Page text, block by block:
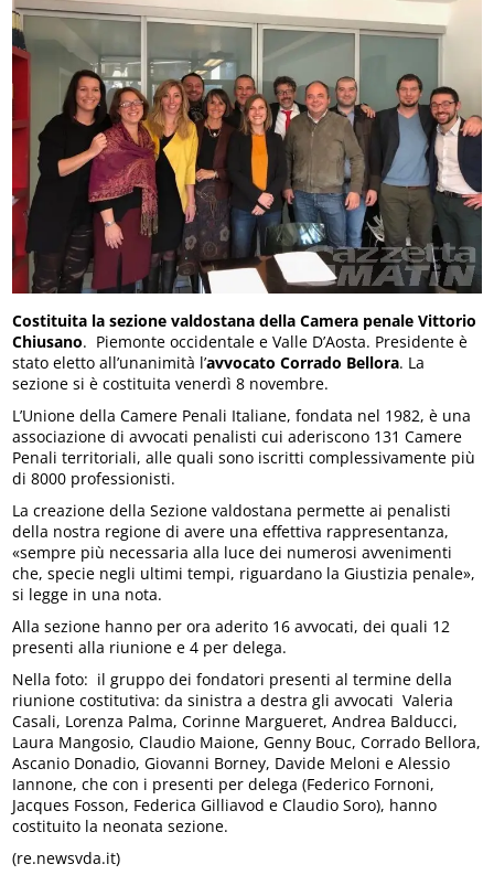
Costituita la sezione valdostana della Camera penale Vittorio
Chiusano. Piemonte occidentale e Valle D’Aosta. Presidente è
stato eletto all’unanimità l’avvocato Corrado Bellora. La
sezione si è costituita venerdì 8 novembre.
L’Unione della Camere Penali Italiane, fondata nel 1982, è una
associazione di avvocati penalisti cui aderiscono 131 Camere
Penali territoriali, alle quali sono iscritti complessivamente più
di 8000 professionisti.
La creazione della Sezione valdostana permette ai penalisti
della nostra regione di avere una effettiva rappresentanza,
«sempre più necessaria alla luce dei numerosi avvenimenti
che, specie negli ultimi tempi, riguardano la Giustizia penale»,
si legge in una nota.
Alla sezione hanno per ora aderito 16 avvocati, dei quali 12
presenti alla riunione e 4 per delega.
Nella foto: il gruppo dei fondatori presenti al termine della
riunione costitutiva: da sinistra a destra gli avvocati Valeria
Casali, Lorenza Palma, Corinne Margueret, Andrea Balducci,
Laura Mangosio, Claudio Maione, Genny Bouc, Corrado Bellora,
Ascanio Donadio, Giovanni Borney, Davide Meloni e Alessio
Iannone, che con i presenti per delega (Federico Fornoni,
Jacques Fosson, Federica Gilliavod e Claudio Soro), hanno
costituito la neonata sezione.
(re.newsvda.it)